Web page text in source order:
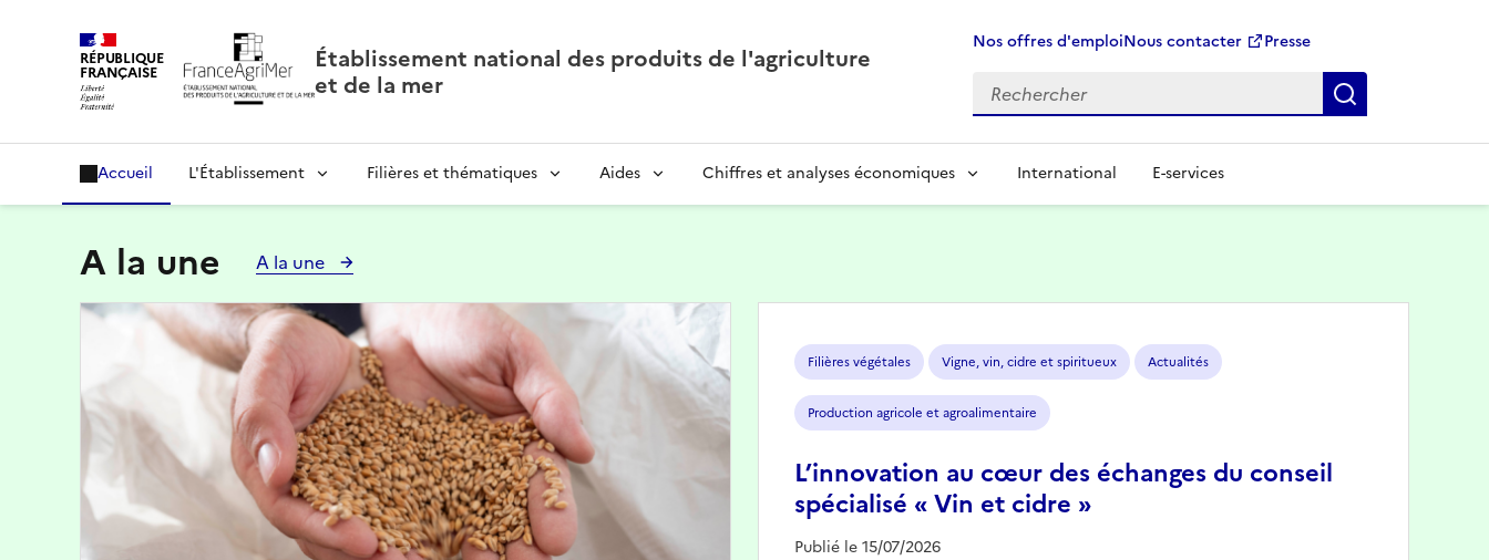
RÉPUBLIQUE
FRANÇAISE
Établissement national des produits de l'agriculture
et de la mer
Nos offres d'emploiNous contacter Presse
Accueil L'Établissement Filières et thématiques Aides Chiffres et analyses économiques International E-services
A la une A la une
Image
Filières végétales Vigne, vin, cidre et spiritueux Actualités
Production agricole et agroalimentaire
L’innovation au cœur des échanges du conseil
spécialisé « Vin et cidre »
Publié le 15/07/2026